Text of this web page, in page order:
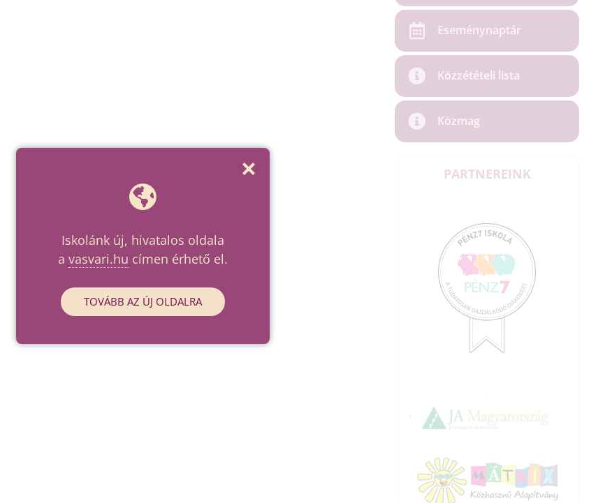
Eseménynaptár
Közzétételi lista
Közmag
PARTNEREINK
Iskolánk új, hivatalos oldala
a vasvari.hu címen érhető el.
TOVÁBB AZ ÚJ OLDALRA